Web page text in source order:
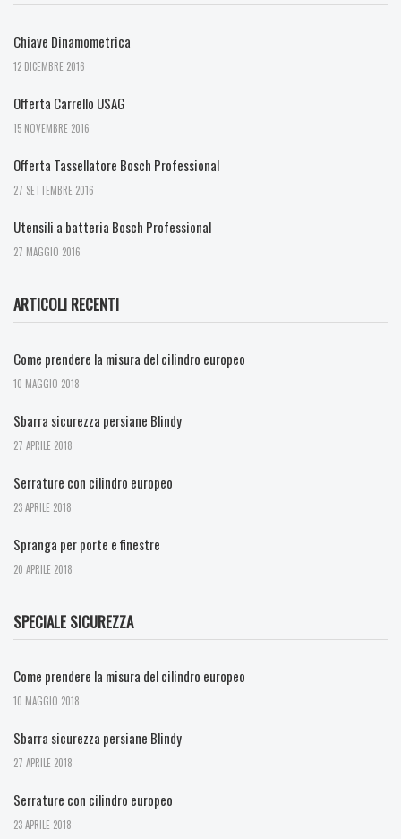
Chiave Dinamometrica
12 DICEMBRE 2016
Offerta Carrello USAG
15 NOVEMBRE 2016
Offerta Tassellatore Bosch Professional
27 SETTEMBRE 2016
Utensili a batteria Bosch Professional
27 MAGGIO 2016
ARTICOLI RECENTI
Come prendere la misura del cilindro europeo
10 MAGGIO 2018
Sbarra sicurezza persiane Blindy
27 APRILE 2018
Serrature con cilindro europeo
23 APRILE 2018
Spranga per porte e finestre
20 APRILE 2018
SPECIALE SICUREZZA
Come prendere la misura del cilindro europeo
10 MAGGIO 2018
Sbarra sicurezza persiane Blindy
27 APRILE 2018
Serrature con cilindro europeo
23 APRILE 2018